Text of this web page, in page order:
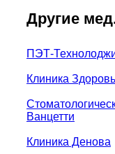
Другие
ПЭТ-
Клиника
Ванцетти
Клиника Денова